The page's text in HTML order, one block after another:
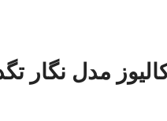
مدل نگار تگدار 1